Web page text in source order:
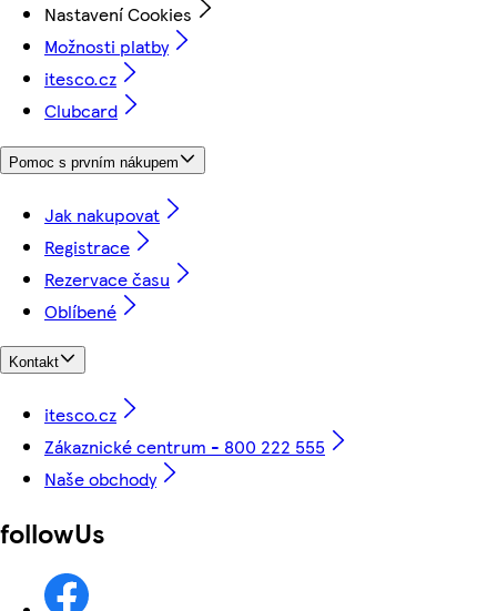
Nastavení Cookies
Možnosti platby
itesco.cz
Clubcard
Pomoc s prvním nákupem
Jak nakupovat
Registrace
Rezervace času
Oblíbené
Kontakt
itesco.cz
Zákaznické centrum - 800 222 555
Naše obchody
followUs